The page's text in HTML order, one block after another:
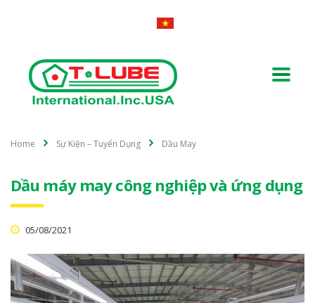
Home Sự Kiện – Tuyển Dụng Dầu May
Dầu máy may công nghiệp và ứng dụng
05/08/2021